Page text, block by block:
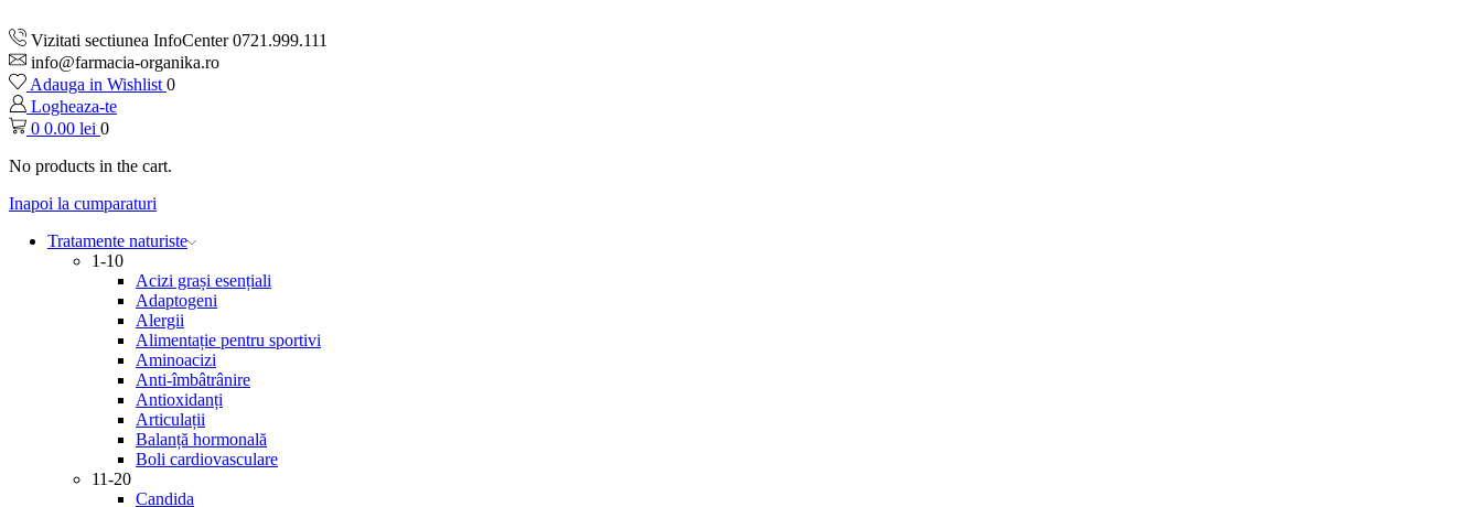
Vizitati sectiunea InfoCenter 0721.999.111
info@farmacia-organika.ro
Adauga in Wishlist 0
Logheaza-te
0 0.00 lei 0
No products in the cart.
Inapoi la cumparaturi
Tratamente naturiste
1-10
Acizi grași esențiali
Adaptogeni
Alergii
Alimentație pentru sportivi
Aminoacizi
Anti-îmbâtrânire
Antioxidanți
Articulații
Balanță hormonală
Boli cardiovasculare
11-20
Candida